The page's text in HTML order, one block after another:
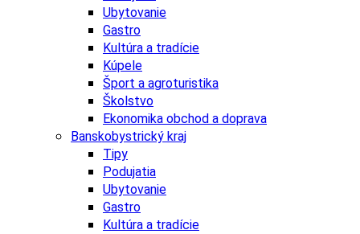
Ubytovanie
Gastro
Kultúra a tradície
Kúpele
Šport a agroturistika
Školstvo
Ekonomika obchod a doprava
Banskobystrický kraj
Tipy
Podujatia
Ubytovanie
Gastro
Kultúra a tradície